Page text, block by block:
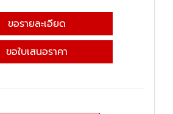
ขอรายละเอียด
ขอใบเสนอราคา